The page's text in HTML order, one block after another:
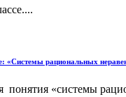
«Системы рациональных
«системы